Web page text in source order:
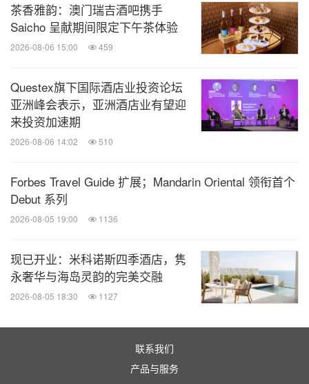
永利澳门是位于中华人民共和国澳门特别行政区的豪
华酒店及娱乐场度假村，拥有两座酒店大楼，共设有
1,008间优雅宽敞的酒店客房及套房、占地约273,000
平方尺的娱乐场、八家休闲及高级餐厅、占地约
31,000平方尺的会议及宴会空间、占地约59,000平方
尺的零售区、两所水疗中心、一间美发中心，以及酒
永利皇宫于2016年8月22日开业，是一所位于澳门的
1,706间华贵的客房、套房和别墅、占地约424,000平
方尺的娱乐场、11间餐厅、占地约37,000平方尺的会
议及宴会空间、106,000平方尺的零售区、环绕面积
术瑰宝、一所水疗中心、美发中心以及娱乐休闲设
茶香雅韵：澳门瑞吉酒吧携手
Saicho 呈献期间限定下午茶体验
2026-08-06 15:00 459
Questex旗下国际酒店业投资论坛
亚洲峰会表示，亚洲酒店业有望迎
来投资加速期
2026-08-06 14:02 510
Forbes Travel Guide 扩展；Mandarin Oriental 领衔首个
Debut 系列
2026-08-05 19:00 1136
现已开业：米科诺斯四季酒店，隽
永奢华与海岛灵韵的完美交融
2026-08-05 18:30 1127
联系我们
产品与服务